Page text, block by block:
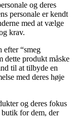
og deres
personale er kendt
med at vælge
krav.
efter “smeg
dette produkt måske
til at tilbyde en
med deres høje
og deres fokus
for dem, der